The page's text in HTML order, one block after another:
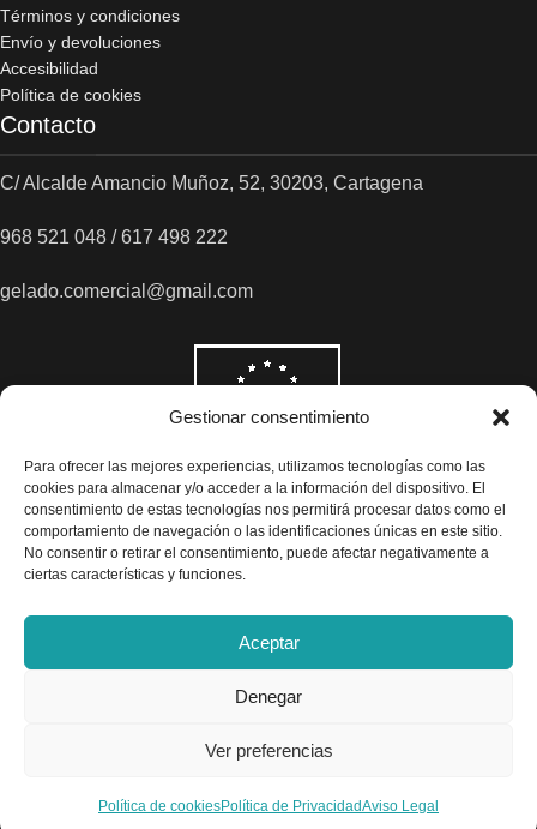
Gestionar consentimiento
Para ofrecer las mejores experiencias, utilizamos tecnologías como las
cookies para almacenar y/o acceder a la información del dispositivo. El
consentimiento de estas tecnologías nos permitirá procesar datos como el
comportamiento de navegación o las identificaciones únicas en este sitio.
No consentir o retirar el consentimiento, puede afectar negativamente a
ciertas características y funciones.
Aceptar
Denegar
Ver preferencias
Política de cookiesPolítica de PrivacidadAviso Legal
Términos y condiciones
Envío y devoluciones
Accesibilidad
Política de cookies
Contacto
C/ Alcalde Amancio Muñoz, 52, 30203, Cartagena
968 521 048 / 617 498 222
gelado.comercial@gmail.com